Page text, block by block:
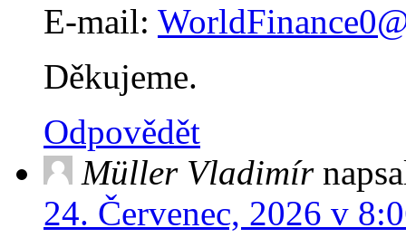
E-mail:
Děkujeme.
Odpovědět
Müller Vladimír
24. Červenec, 2026 v